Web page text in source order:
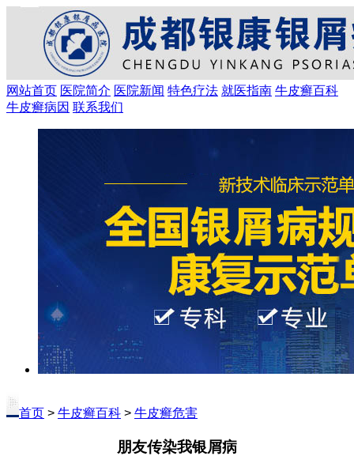
网站首页 医院简介 医院新闻 特色疗法 就医指南 牛皮癣百科
牛皮癣病因 联系我们
首页 > 牛皮癣百科 > 牛皮癣危害
朋友传染我银屑病